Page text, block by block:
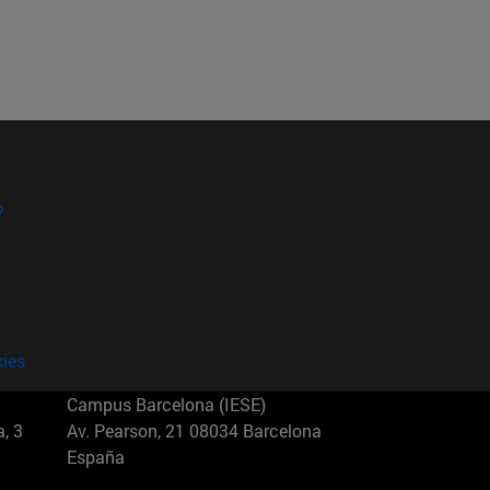
3
Campus Barcelona (IESE)
Av. Pearson, 21 08034 Barcelona
España